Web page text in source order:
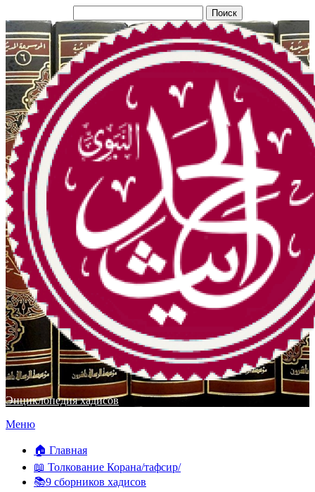
Энциклопедия хадисов
Перейти
содержимому
Меню
🏠 Главная
📖 Толкование Корана/тафсир/
📚9 сборников хадисов